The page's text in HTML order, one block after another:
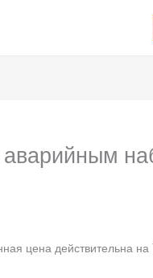
цена действительна на